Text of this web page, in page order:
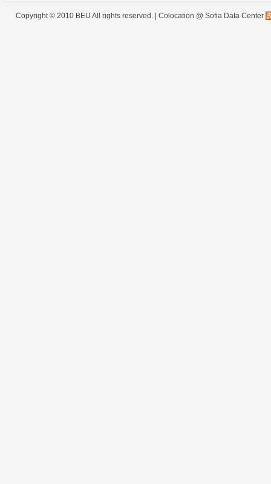
Copyright © 2010 BEU All rights reserved. | Colocation @ Sofia Data Center